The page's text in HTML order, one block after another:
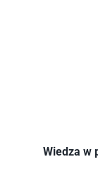
Wiedza w